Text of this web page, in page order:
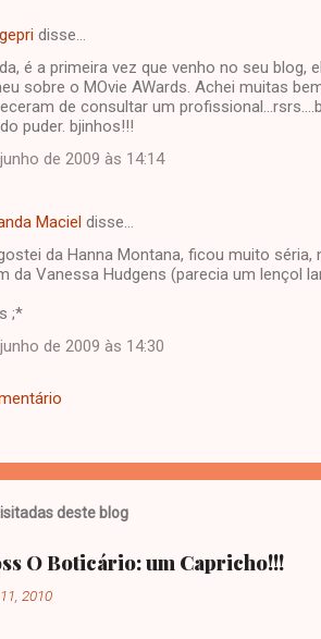
disse…
é a primeira vez que venho no seu
sobre o MOvie AWards. Achei muitas
de consultar um
puder. bjinhos!!!
de 2009 às 14:14
Maciel disse…
da Hanna Montana, ficou muito séria,
da Vanessa Hudgens (parecia um lençol
;*
de 2009 às 14:30
deste blog
O Boticário: um Capricho!!!
2010